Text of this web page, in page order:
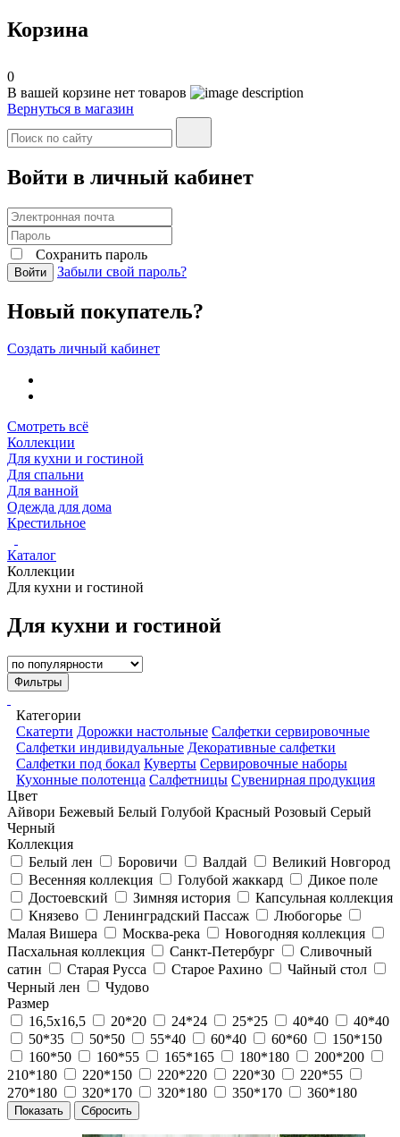
Корзина
0
В вашей корзине нет товаров
Вернуться в магазин
Войти в личный кабинет
Сохранить пароль
Войти Забыли свой пароль?
Новый покупатель?
Создать личный кабинет
Смотреть всё
Коллекции
Для кухни и гостиной
Для спальни
Для ванной
Одежда для дома
Крестильное
Каталог
Коллекции
Для кухни и гостиной
Для кухни и гостиной
Фильтры
Категории
Скатерти Дорожки настольные Салфетки сервировочные
Салфетки индивидуальные Декоративные салфетки
Салфетки под бокал Куверты Сервировочные наборы
Кухонные полотенца Салфетницы Сувенирная продукция
Цвет
Айвори Бежевый Белый Голубой Красный Розовый Серый
Черный
Коллекция
Белый лен
Боровичи Валдай
Великий Новгород
Весенняя коллекция
Голубой жаккард
Дикое поле
Достоевский
Зимняя история
Капсульная коллекция
Князево
Ленинградский Пассаж
Любогорье
Малая Вишера
Москва-река
Новогодняя коллекция
Пасхальная коллекция
Санкт-Петербург
Сливочный
сатин
Старая Русса Старое Рахино
Чайный стол
Черный лен
Чудово
Размер
16,5х16,5
20*20 24*24 25*25 40*40
40*40
50*35
50*50 55*40 60*40 60*60
150*150
160*50
160*55 165*165 180*180
200*200
210*180
220*150 220*220 220*30
220*55
270*180
320*170 320*180 350*170 360*180